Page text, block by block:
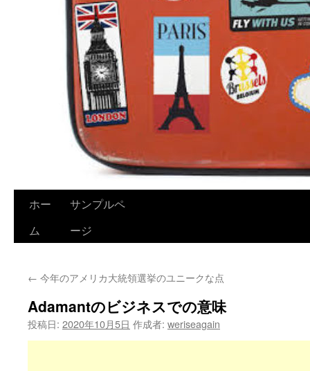
ホー
ム
サンプルペ
ージ
← 今年のアメリカ大統領選挙のユニークな点
Adamantのビジネスでの意味
投稿日: 2020年10月5日 作成者: weriseagain